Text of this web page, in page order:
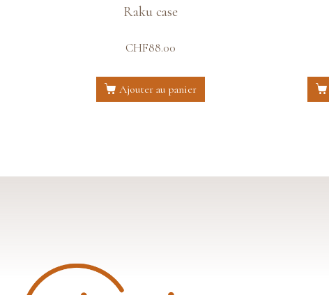
Raku case
CHF88.00
Ajouter au panier